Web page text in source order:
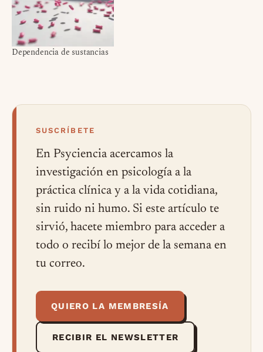
Dependencia de sustancias
SUSCRÍBETE
En Psyciencia acercamos la
investigación en psicología a la
práctica clínica y a la vida cotidiana,
sin ruido ni humo. Si este artículo te
sirvió, hacete miembro para acceder a
todo o recibí lo mejor de la semana en
tu correo.
QUIERO LA MEMBRESÍA
RECIBIR EL NEWSLETTER